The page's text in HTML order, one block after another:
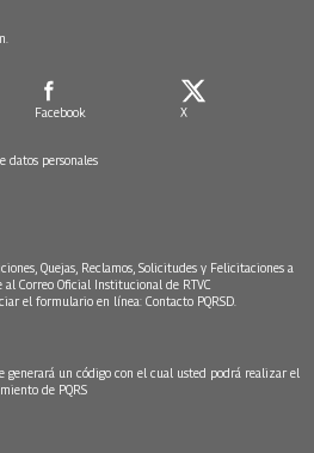
Facebook X
datos personales
Quejas, Reclamos, Solicitudes y Felicitaciones a
Correo Oficial Institucional de RTVC
el formulario en línea: Contacto PQRSD.
generará un código con el cual usted podrá realizar el
de PQRS